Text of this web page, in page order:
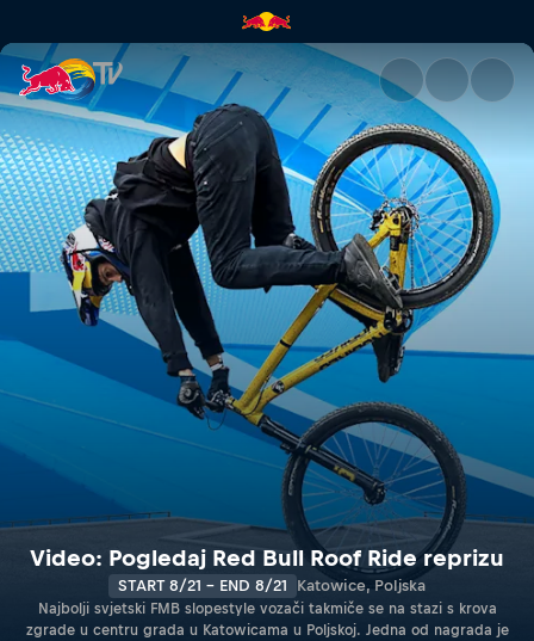
Video: Pogledaj Red Bull
Video: Pogledaj Red Bull Roof Ride reprizu
START 8/21 - END 8/21 Katowice, Poljska
Najbolji svjetski FMB slopestyle vozači takmiče se na stazi s krova
zgrade u centru grada u Katowicama u Poljskoj. Jedna od nagrada je